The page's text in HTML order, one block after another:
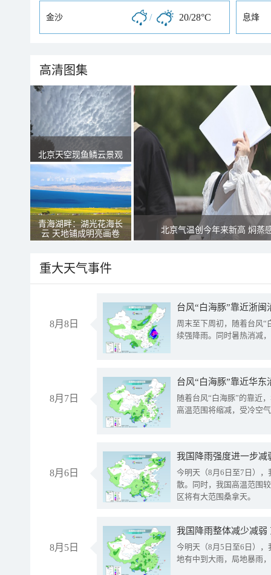
金沙 / 20/28°C 息烽
高清图集
北京天空现鱼鳞云景观
青海湖畔：湖光花海长
云 天地铺成明亮画卷
北京气温创今年来新高 焖蒸
重大天气事件
8月8日
台风“白海豚”靠近浙
周末至下周初，随着台风“
续强降雨。同时暑热消减
8月7日
台风“白海豚”靠近华
随着台风“白海豚”的靠近
高温范围将缩减，受冷空
8月6日
今明天（8月6日至7日）
散。同时，我国高温范围
区将有大范围桑拿天。
8月5日
我国降雨整体减少减弱
今明天（8月5日至6日）
地有中到大雨，局地暴雨